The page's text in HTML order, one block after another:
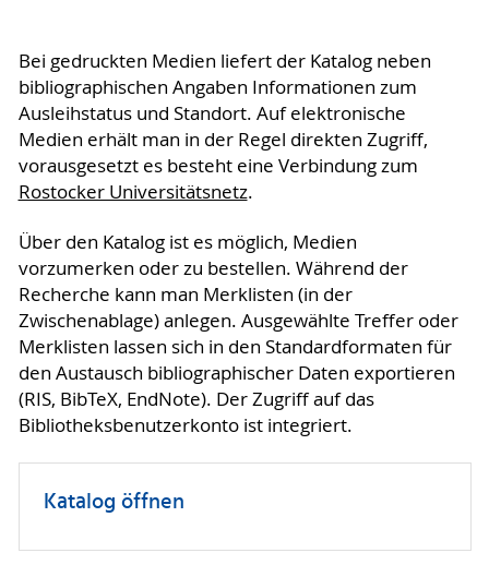
Bei gedruckten Medien liefert der Katalog neben
bibliographischen Angaben Informationen zum
Ausleihstatus und Standort. Auf elektronische
Medien erhält man in der Regel direkten Zugriff,
vorausgesetzt es besteht eine Verbindung zum
Rostocker Universitätsnetz.
Über den Katalog ist es möglich, Medien
vorzumerken oder zu bestellen. Während der
Recherche kann man Merklisten (in der
Zwischenablage) anlegen. Ausgewählte Treffer oder
Merklisten lassen sich in den Standardformaten für
den Austausch bibliographischer Daten exportieren
(RIS, BibTeX, EndNote). Der Zugriff auf das
Bibliotheksbenutzerkonto ist integriert.
Katalog öffnen